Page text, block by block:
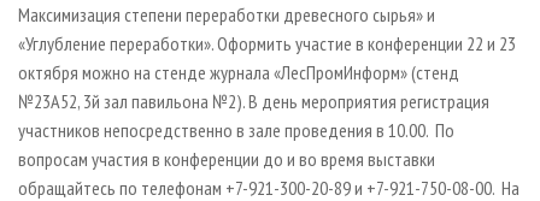
Максимизация степени переработки древесного сырья» и
«Углубление переработки». Оформить участие в конференции 22 и 23
октября можно на стенде журнала «ЛесПромИнформ» (стенд
№23А52, 3й зал павильона №2). В день мероприятия регистрация
участников непосредственно в зале проведения в 10.00. По
вопросам участия в конференции до и во время выставки
обращайтесь по телефонам +7-921-300-20-89 и +7-921-750-08-00. На